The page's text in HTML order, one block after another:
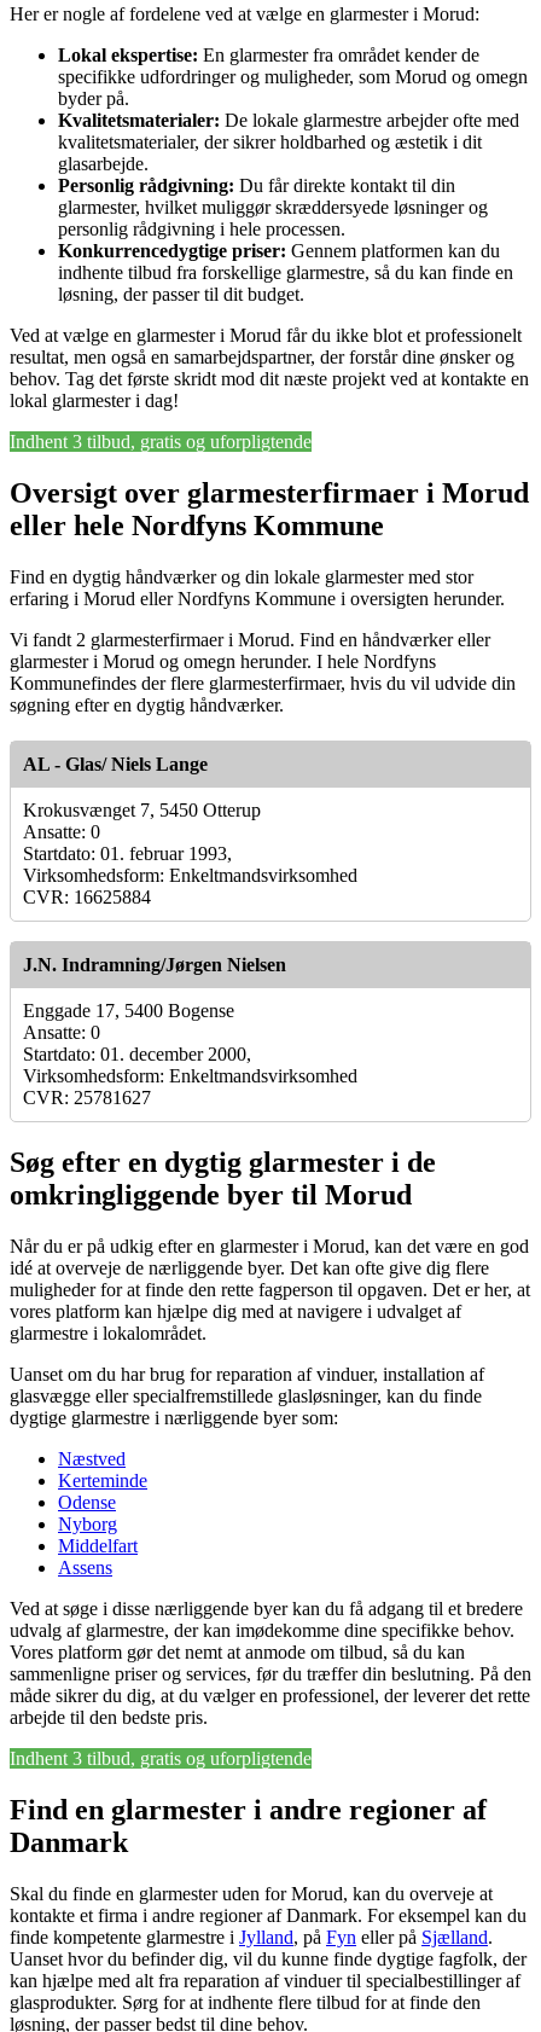
Her er nogle af fordelene ved at vælge en glarmester i Morud:
Lokal ekspertise: En glarmester fra området kender de
specifikke udfordringer og muligheder, som Morud og omegn
byder på.
Kvalitetsmaterialer: De lokale glarmestre arbejder ofte med
kvalitetsmaterialer, der sikrer holdbarhed og æstetik i dit
glasarbejde.
Personlig rådgivning: Du får direkte kontakt til din
glarmester, hvilket muliggør skræddersyede løsninger og
personlig rådgivning i hele processen.
Konkurrencedygtige priser: Gennem platformen kan du
indhente tilbud fra forskellige glarmestre, så du kan finde en
løsning, der passer til dit budget.
Ved at vælge en glarmester i Morud får du ikke blot et professionelt
resultat, men også en samarbejdspartner, der forstår dine ønsker og
behov. Tag det første skridt mod dit næste projekt ved at kontakte en
lokal glarmester i dag!
Indhent 3 tilbud, gratis og uforpligtende
Oversigt over glarmesterfirmaer i Morud
eller hele Nordfyns Kommune
Find en dygtig håndværker og din lokale glarmester med stor
erfaring i Morud eller Nordfyns Kommune i oversigten herunder.
Vi fandt 2 glarmesterfirmaer i Morud. Find en håndværker eller
glarmester i Morud og omegn herunder. I hele Nordfyns
Kommunefindes der flere glarmesterfirmaer, hvis du vil udvide din
søgning efter en dygtig håndværker.
AL - Glas/ Niels Lange
Krokusvænget 7, 5450 Otterup
Ansatte: 0
Startdato: 01. februar 1993,
Virksomhedsform: Enkeltmandsvirksomhed
CVR: 16625884
J.N. Indramning/Jørgen Nielsen
Enggade 17, 5400 Bogense
Ansatte: 0
Startdato: 01. december 2000,
Virksomhedsform: Enkeltmandsvirksomhed
CVR: 25781627
Søg efter en dygtig glarmester i de
omkringliggende byer til Morud
Når du er på udkig efter en glarmester i Morud, kan det være en god
idé at overveje de nærliggende byer. Det kan ofte give dig flere
muligheder for at finde den rette fagperson til opgaven. Det er her, at
vores platform kan hjælpe dig med at navigere i udvalget af
glarmestre i lokalområdet.
Uanset om du har brug for reparation af vinduer, installation af
glasvægge eller specialfremstillede glasløsninger, kan du finde
dygtige glarmestre i nærliggende byer som:
Næstved
Kerteminde
Odense
Nyborg
Middelfart
Assens
Ved at søge i disse nærliggende byer kan du få adgang til et bredere
udvalg af glarmestre, der kan imødekomme dine specifikke behov.
Vores platform gør det nemt at anmode om tilbud, så du kan
sammenligne priser og services, før du træffer din beslutning. På den
måde sikrer du dig, at du vælger en professionel, der leverer det rette
arbejde til den bedste pris.
Indhent 3 tilbud, gratis og uforpligtende
Find en glarmester i andre regioner af
Danmark
Skal du finde en glarmester uden for Morud, kan du overveje at
kontakte et firma i andre regioner af Danmark. For eksempel kan du
finde kompetente glarmestre i Jylland, på Fyn eller på Sjælland.
Uanset hvor du befinder dig, vil du kunne finde dygtige fagfolk, der
kan hjælpe med alt fra reparation af vinduer til specialbestillinger af
glasprodukter. Sørg for at indhente flere tilbud for at finde den
løsning, der passer bedst til dine behov.